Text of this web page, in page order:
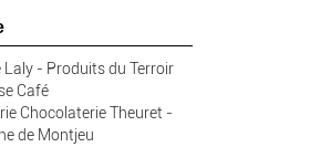
Laly - Produits du Terroir
Café
Chocolaterie Theuret -
de Montjeu